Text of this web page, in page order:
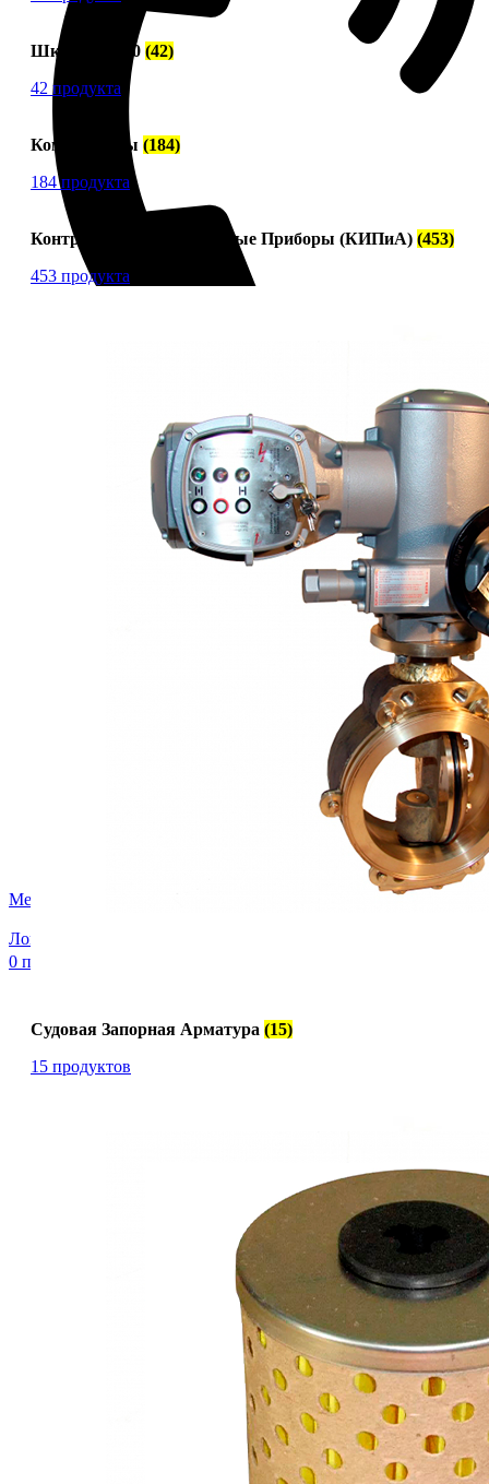
Меню
Логин / Регистрация
0 пунктов
Шкода 6S-160 (42)
42 продукта
Компрессоры (184)
184 продукта
Контрольно-Измерительные Приборы (КИПиА) (453)
453 продукта
Судовая Запорная Арматура (15)
15 продуктов